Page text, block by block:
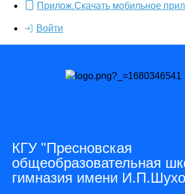
Прилож.Скачать мобильное
Войти
КГУ "Пресновская
общеобразовательная
гимназия имени